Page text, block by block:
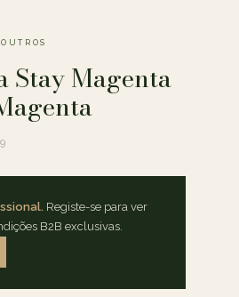
Stay Magenta
Registe-se para ver
B2B exclusivas.